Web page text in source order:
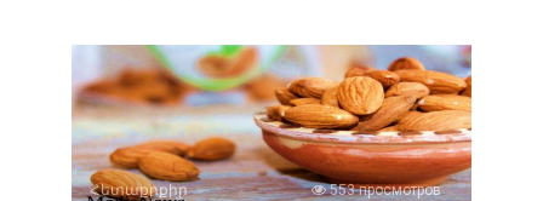
Հետաքրքիր 553 просмотров